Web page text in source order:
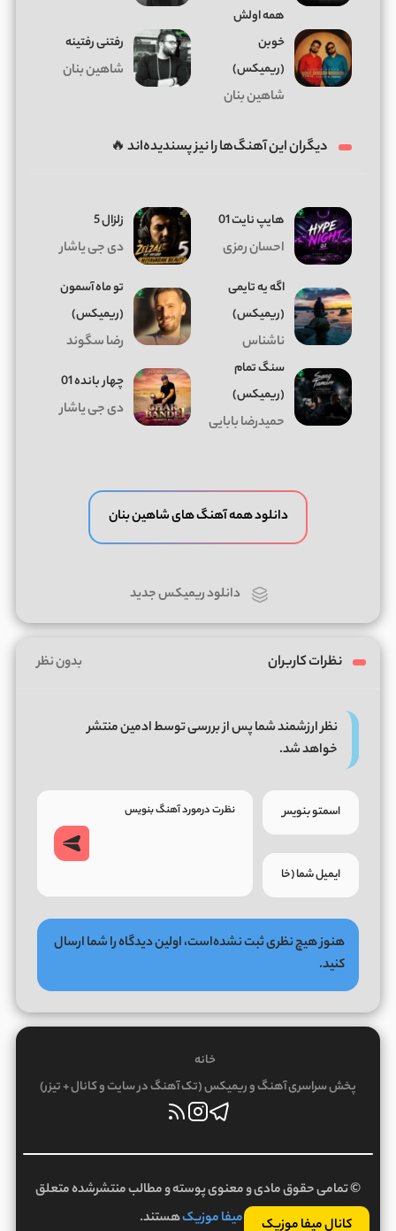
کانال میفا موزیک
همه اولش
خوبن
(ریمیکس)
شاهین بنان
رفتنی رفتینه
شاهین بنان
دیگران این آهنگ‌ها را نیز پسندیده‌اند 🔥
هایپ نایت 01
احسان رمزی
زلزال 5
دی جی یاشار
اگه یه تایمی
(ریمیکس)
ناشناس
تو ماه آسمون
(ریمیکس)
رضا سگوند
سنگ تمام
(ریمیکس)
حمیدرضا بابایی
چهار بانده 01
دی جی یاشار
دانلود همه آهنگ های شاهین بنان
دانلود ریمیکس جدید
نظرات کاربران بدون نظر
نظر ارزشمند شما پس از بررسی توسط ادمین منتشر
خواهد شد.
هنوز هیچ نظری ثبت نشده‌است، اولین دیدگاه را شما ارسال
کنید.
خانه
پخش سراسری آهنگ و ریمیکس (تک آهنگ در سایت و کانال + تیزر)
© تمامی حقوق مادی و معنوی پوسته و مطالب منتشرشده متعلق
بهمیفا موزیکهستند.